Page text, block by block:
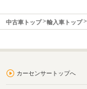
中古車トップ 輸入車トップ
カーセンサートップへ